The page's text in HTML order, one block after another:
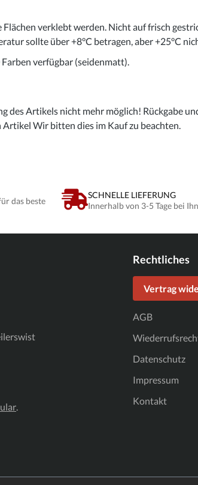
verklebt werden. Nicht auf frisch
sollte über +8°C betragen, aber +25°C
verfügbar (seidenmatt).
des Artikels nicht mehr möglich! Rückgabe
Artikel Wir bitten dies im Kauf zu beachten.
das beste
SCHNELLE LIEFERUNG
Innerhalb von 3-5 Tage bei
.
Rechtliches
Vertrag
AGB
Datenschutz
Impressum
Kontakt